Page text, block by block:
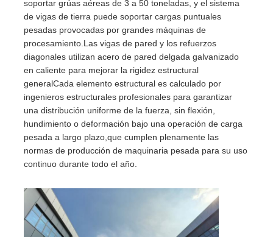
Material de construcción de acero
avícola
cobertizo de vacas
Cobertizo para caballos
soportar grúas aéreas de 3 a 50 toneladas, y el sistema
de vigas de tierra puede soportar cargas puntuales
pesadas provocadas por grandes máquinas de
procesamiento.Las vigas de pared y los refuerzos
diagonales utilizan acero de pared delgada galvanizado
en caliente para mejorar la rigidez estructural
generalCada elemento estructural es calculado por
ingenieros estructurales profesionales para garantizar
una distribución uniforme de la fuerza, sin flexión,
hundimiento o deformación bajo una operación de carga
pesada a largo plazo,que cumplen plenamente las
normas de producción de maquinaria pesada para su uso
continuo durante todo el año.